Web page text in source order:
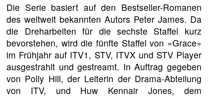
Die Serie basiert auf den Bestseller-Romanen
des weltweit bekannten Autors Peter James. Da
die Dreharbeiten für die sechste Staffel kurz
bevorstehen, wird die fünfte Staffel von «Grace»
im Frühjahr auf ITV1, STV, ITVX und STV Player
ausgestrahlt und gestreamt. In Auftrag gegeben
von Polly Hill, der Leiterin der Drama-Abteilung
von ITV, und Huw Kennair Jones, dem